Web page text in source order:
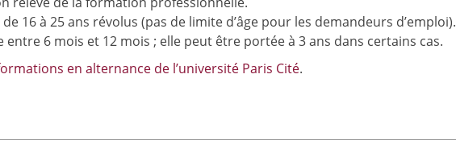
16 à 25 ans révolus (pas de limite d’âge pour les demandeurs d’emploi).
6 mois et 12 mois ; elle peut être portée à 3 ans dans certains cas.
en alternance de l’université Paris Cité.